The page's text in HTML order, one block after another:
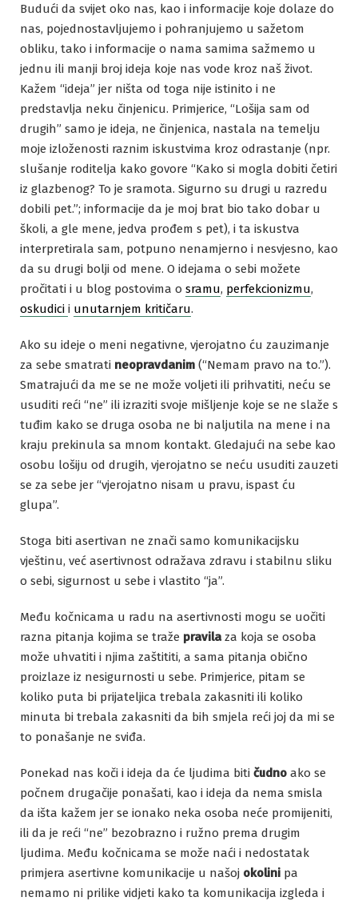
Budući da svijet oko nas, kao i informacije koje dolaze do
nas, pojednostavljujemo i pohranjujemo u sažetom
obliku, tako i informacije o nama samima sažmemo u
jednu ili manji broj ideja koje nas vode kroz naš život.
Kažem “ideja” jer ništa od toga nije istinito i ne
predstavlja neku činjenicu. Primjerice, “Lošija sam od
drugih” samo je ideja, ne činjenica, nastala na temelju
moje izloženosti raznim iskustvima kroz odrastanje (npr.
slušanje roditelja kako govore “Kako si mogla dobiti četiri
iz glazbenog? To je sramota. Sigurno su drugi u razredu
dobili pet.”; informacije da je moj brat bio tako dobar u
školi, a gle mene, jedva prođem s pet), i ta iskustva
interpretirala sam, potpuno nenamjerno i nesvjesno, kao
da su drugi bolji od mene. O idejama o sebi možete
pročitati i u blog postovima o sramu, perfekcionizmu,
oskudici i unutarnjem kritičaru.
Ako su ideje o meni negativne, vjerojatno ću zauzimanje
za sebe smatrati neopravdanim (“Nemam pravo na to.”).
Smatrajući da me se ne može voljeti ili prihvatiti, neću se
usuditi reći “ne” ili izraziti svoje mišljenje koje se ne slaže s
tuđim kako se druga osoba ne bi naljutila na mene i na
kraju prekinula sa mnom kontakt. Gledajući na sebe kao
osobu lošiju od drugih, vjerojatno se neću usuditi zauzeti
se za sebe jer “vjerojatno nisam u pravu, ispast ću
glupa”.
Stoga biti asertivan ne znači samo komunikacijsku
vještinu, već asertivnost odražava zdravu i stabilnu sliku
o sebi, sigurnost u sebe i vlastito “ja”.
Među kočnicama u radu na asertivnosti mogu se uočiti
razna pitanja kojima se traže pravilaza koja se osoba
može uhvatiti i njima zaštititi, a sama pitanja obično
proizlaze iz nesigurnosti u sebe. Primjerice, pitam se
koliko puta bi prijateljica trebala zakasniti ili koliko
minuta bi trebala zakasniti da bih smjela reći joj da mi se
to ponašanje ne sviđa.
Ponekad nas koči i ideja da će ljudima biti čudno ako se
počnem drugačije ponašati, kao i ideja da nema smisla
da išta kažem jer se ionako neka osoba neće promijeniti,
ili da je reći “ne” bezobrazno i ružno prema drugim
ljudima. Među kočnicama se može naći i nedostatak
primjera asertivne komunikacije u našoj okolini pa
nemamo ni prilike vidjeti kako ta komunikacija izgleda i